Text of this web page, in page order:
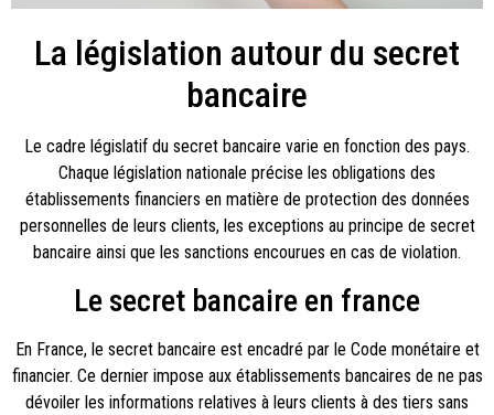
La législation autour du secret
bancaire
Le cadre législatif du secret bancaire varie en fonction des pays.
Chaque législation nationale précise les obligations des
établissements financiers en matière de protection des données
personnelles de leurs clients, les exceptions au principe de secret
bancaire ainsi que les sanctions encourues en cas de violation.
Le secret bancaire en france
En France, le secret bancaire est encadré par le Code monétaire et
financier. Ce dernier impose aux établissements bancaires de ne pas
dévoiler les informations relatives à leurs clients à des tiers sans